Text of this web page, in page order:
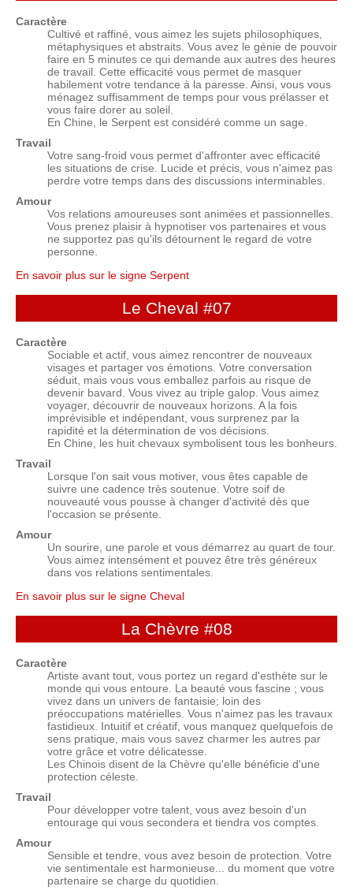
Caractère
Cultivé et raffiné, vous aimez les sujets philosophiques,
métaphysiques et abstraits. Vous avez le génie de pouvoir
faire en 5 minutes ce qui demande aux autres des heures
de travail. Cette efficacité vous permet de masquer
habilement votre tendance à la paresse. Ainsi, vous vous
ménagez suffisamment de temps pour vous prélasser et
vous faire dorer au soleil.
En Chine, le Serpent est considéré comme un sage.
Travail
Votre sang-froid vous permet d'affronter avec efficacité
les situations de crise. Lucide et précis, vous n'aimez pas
perdre votre temps dans des discussions interminables.
Amour
Vos relations amoureuses sont animées et passionnelles.
Vous prenez plaisir à hypnotiser vos partenaires et vous
ne supportez pas qu'ils détournent le regard de votre
personne.
En savoir plus sur le signe Serpent
Le Cheval #07
Caractère
Sociable et actif, vous aimez rencontrer de nouveaux
visages et partager vos émotions. Votre conversation
séduit, mais vous vous emballez parfois au risque de
devenir bavard. Vous vivez au triple galop. Vous aimez
voyager, découvrir de nouveaux horizons. A la fois
imprévisible et indépendant, vous surprenez par la
rapidité et la détermination de vos décisions.
En Chine, les huit chevaux symbolisent tous les bonheurs.
Travail
Lorsque l'on sait vous motiver, vous êtes capable de
suivre une cadence très soutenue. Votre soif de
nouveauté vous pousse à changer d'activité dès que
l'occasion se présente.
Amour
Un sourire, une parole et vous démarrez au quart de tour.
Vous aimez intensément et pouvez être très généreux
dans vos relations sentimentales.
En savoir plus sur le signe Cheval
La Chèvre #08
Caractère
Artiste avant tout, vous portez un regard d'esthète sur le
monde qui vous entoure. La beauté vous fascine ; vous
vivez dans un univers de fantaisie; loin des
préoccupations matérielles. Vous n'aimez pas les travaux
fastidieux. Intuitif et créatif, vous manquez quelquefois de
sens pratique, mais vous savez charmer les autres par
votre grâce et votre délicatesse.
Les Chinois disent de la Chèvre qu'elle bénéficie d'une
protection céleste.
Travail
Pour développer votre talent, vous avez besoin d'un
entourage qui vous secondera et tiendra vos comptes.
Amour
Sensible et tendre, vous avez besoin de protection. Votre
vie sentimentale est harmonieuse... du moment que votre
partenaire se charge du quotidien.